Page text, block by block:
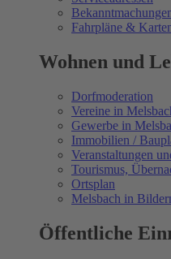
Fahrpläne &
Wohnen und
Dorfmoderation
Vereine in
Gewerbe in
Immobilien /
Veranstaltungen
Tourismus,
Ortsplan
Melsbach in
Öffentliche